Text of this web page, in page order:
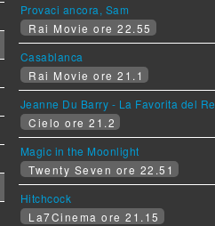
Provaci ancora, Sam
Rai Movie ore 22.55
Casablanca
Rai Movie ore 21.1
Jeanne Du Barry - La Favorita del Re
Cielo ore 21.2
Magic in the Moonlight
Twenty Seven ore 22.51
Hitchcock
La7Cinema ore 21.15